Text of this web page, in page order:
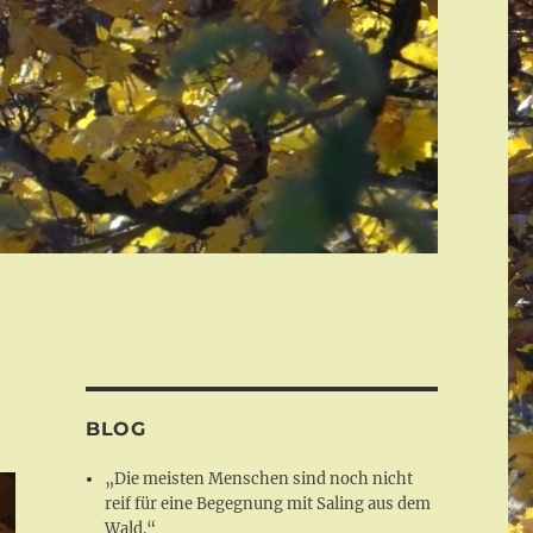
BLOG
„Die meisten Menschen sind noch nicht
reif für eine Begegnung mit Saling aus dem